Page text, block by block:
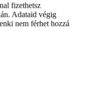
fizethetsz
Adataid végig
nem férhet hozzá